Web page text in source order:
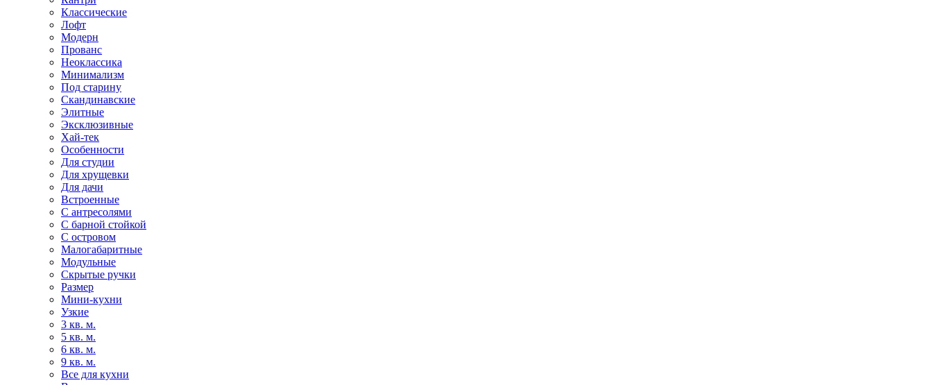
Классические
Лофт
Модерн
Прованс
Неоклассика
Минимализм
Под старину
Скандинавские
Элитные
Эксклюзивные
Хай-тек
Особенности
Для студии
Для хрущевки
Для дачи
Встроенные
С антресолями
С барной стойкой
С островом
Малогабаритные
Модульные
Скрытые ручки
Размер
Мини-кухни
Узкие
3 кв. м.
5 кв. м.
6 кв. м.
9 кв. м.
Все для кухни